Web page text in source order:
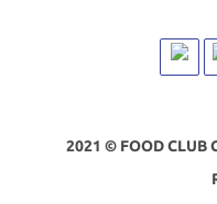
2021 © FOOD CLUB